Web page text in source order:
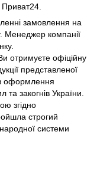
замовлення на
Менеджер компанії
отримуєте офіційну
представленої
оформлення
та закогнів України.
згідно
строгий
системи